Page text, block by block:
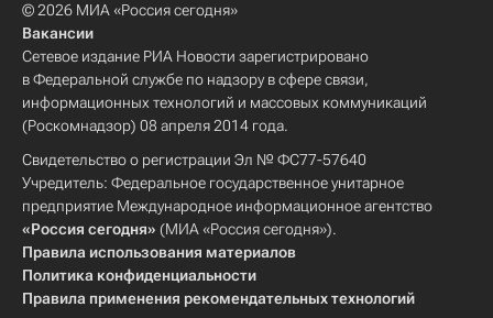
© 2026 МИА «Россия сегодня»
Вакансии
Сетевое издание РИА Новости зарегистрировано
в Федеральной службе по надзору в сфере связи,
информационных технологий и массовых коммуникаций
(Роскомнадзор) 08 апреля 2014 года.
Свидетельство о регистрации Эл № ФС77-57640
Учредитель: Федеральное государственное унитарное
предприятие Международное информационное агентство
«Россия сегодня» (МИА «Россия сегодня»).
Правила использования материалов
Политика конфиденциальности
Правила применения рекомендательных технологий